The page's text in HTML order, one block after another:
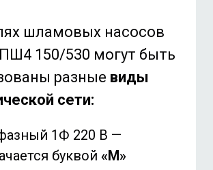
шламовых насосов
150/530 могут быть
разные виды
сети:
1Ф 220 В —
буквой «М»